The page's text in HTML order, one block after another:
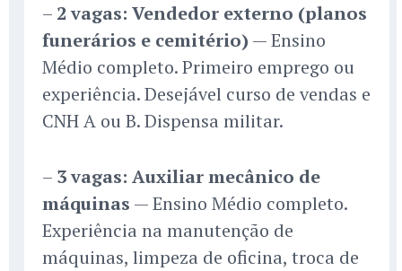
– 2 vagas: Vendedor externo (planos
funerários e cemitério) — Ensino
Médio completo. Primeiro emprego ou
experiência. Desejável curso de vendas e
CNH A ou B. Dispensa militar.
– 3 vagas: Auxiliar mecânico de
máquinas — Ensino Médio completo.
Experiência na manutenção de
máquinas, limpeza de oficina, troca de